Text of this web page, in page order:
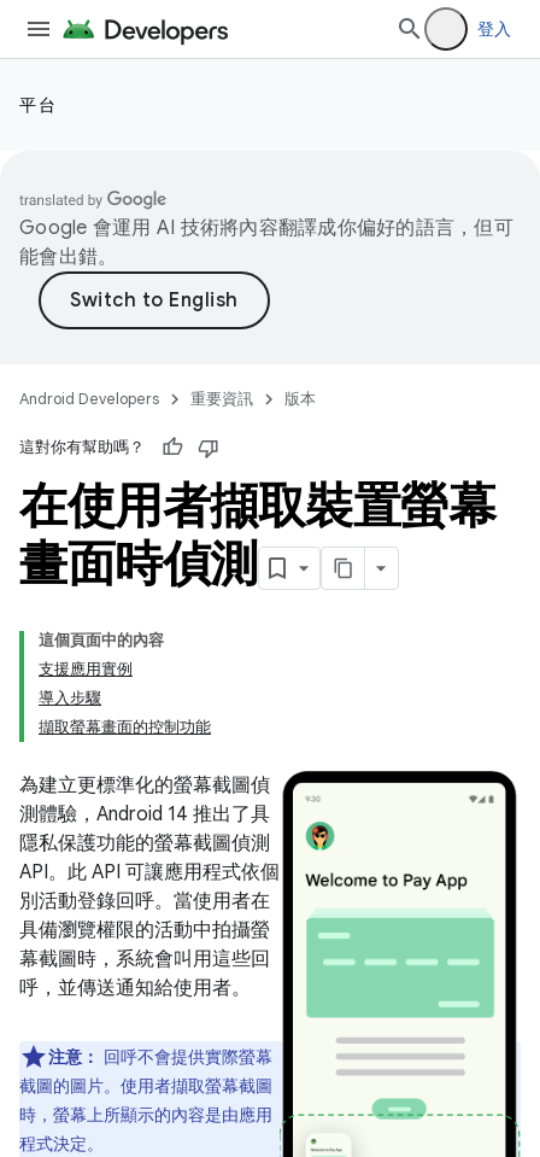
登入
平台
Google 會運用 AI 技術將內容翻譯成你偏好的語言，但可
能會出錯。
Android Developers 重要資訊 版本
這對你有幫助嗎？
在使用者擷取裝置螢幕
畫面時偵測
這個頁面中的內容
支援應用實例
導入步驟
擷取螢幕畫面的控制功能
為建立更標準化的螢幕截圖偵
測體驗，Android 14 推出了具
隱私保護功能的螢幕截圖偵測
API。此 API 可讓應用程式依個
別活動登錄回呼。當使用者在
具備瀏覽權限的活動中拍攝螢
幕截圖時，系統會叫用這些回
呼，並傳送通知給使用者。
注意： 回呼不會提供實際螢幕
截圖的圖片。使用者擷取螢幕截圖
時，螢幕上所顯示的內容是由應用
程式決定。